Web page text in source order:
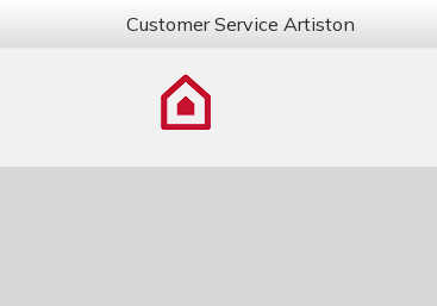
Customer Service Artiston